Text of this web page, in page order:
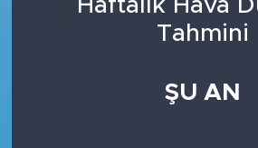
Haftalık Hava
Tahmini
ŞU AN